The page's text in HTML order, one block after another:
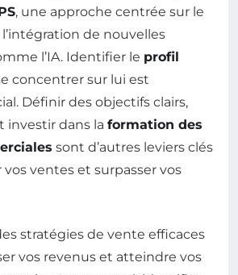
, une approche centrée sur le
de nouvelles
l’IA. Identifier le profil
concentrer sur lui est
Définir des objectifs clairs,
investir dans la formation des
sont d’autres leviers clés
ventes et surpasser vos